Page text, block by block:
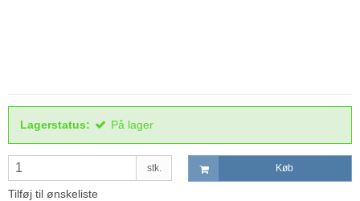
Lagerstatus: På lager
stk. Køb
Tilføj til ønskeliste